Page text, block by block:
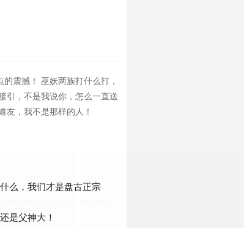
震撼！ 巫妖两族打什么打，
引，不是我说你，怎么一直送
友，我不是那样的人！
么，我们才是盘古正宗
是父神大！